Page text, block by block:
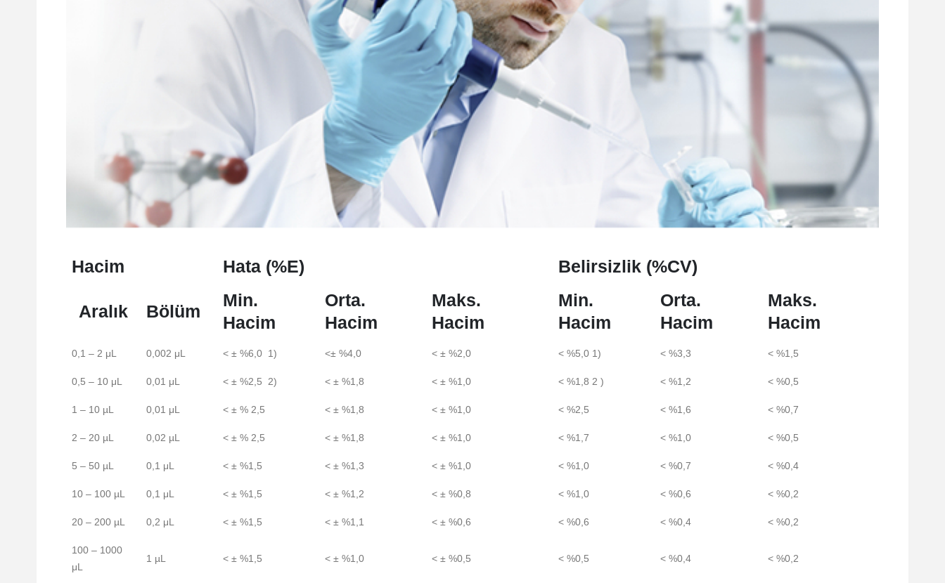
Hacim Hata (%E) Belirsizlik (%CV)
Aralık Bölüm
Min.
Hacim
Orta.
Hacim
Maks.
Hacim
Min.
Hacim
Orta.
Hacim
Maks.
Hacim
0,1 – 2 μL 0,002 μL < ± %6,0 1) <± %4,0 < ± %2,0 < %5,0 1) < %3,3 < %1,5
0,5 – 10 μL 0,01 μL < ± %2,5 2) < ± %1,8 < ± %1,0 < %1,8 2 ) < %1,2 < %0,5
1 – 10 µL 0,01 μL < ± % 2,5 < ± %1,8 < ± %1,0 < %2,5 < %1,6 < %0,7
2 – 20 µL 0,02 µL < ± % 2,5 < ± %1,8 < ± %1,0 < %1,7 < %1,0 < %0,5
5 – 50 µL 0,1 μL < ± %1,5 < ± %1,3 < ± %1,0 < %1,0 < %0,7 < %0,4
10 – 100 µL 0,1 μL < ± %1,5 < ± %1,2 < ± %0,8 < %1,0 < %0,6 < %0,2
20 – 200 µL 0,2 μL < ± %1,5 < ± %1,1 < ± %0,6 < %0,6 < %0,4 < %0,2
100 – 1000
μL
1 µL < ± %1,5 < ± %1,0 < ± %0,5 < %0,5 < %0,4 < %0,2